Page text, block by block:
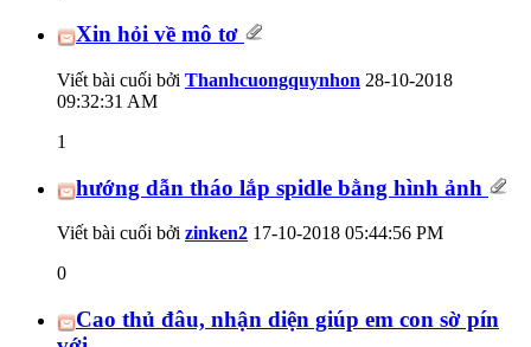
Xin hỏi về mô tơ
Viết bài cuối bởi Thanhcuongquynhon 28-10-2018
09:32:31 AM
1
hướng dẫn tháo lắp spidle bằng hình ảnh
Viết bài cuối bởi zinken2 17-10-2018 05:44:56 PM
0
Cao thủ đâu, nhận diện giúp em con sờ pín